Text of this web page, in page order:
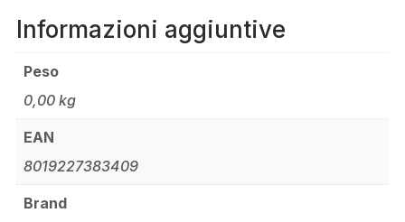
Informazioni aggiuntive
Peso
0,00 kg
EAN
8019227383409
Brand